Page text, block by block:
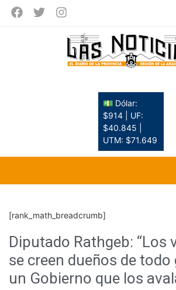
💵 Dólar:
$914 | UF:
$40.845 |
UTM: $71.649
[rank_math_breadcrumb]
Diputado Rathgeb: “Los
se creen dueños de todo
un Gobierno que los